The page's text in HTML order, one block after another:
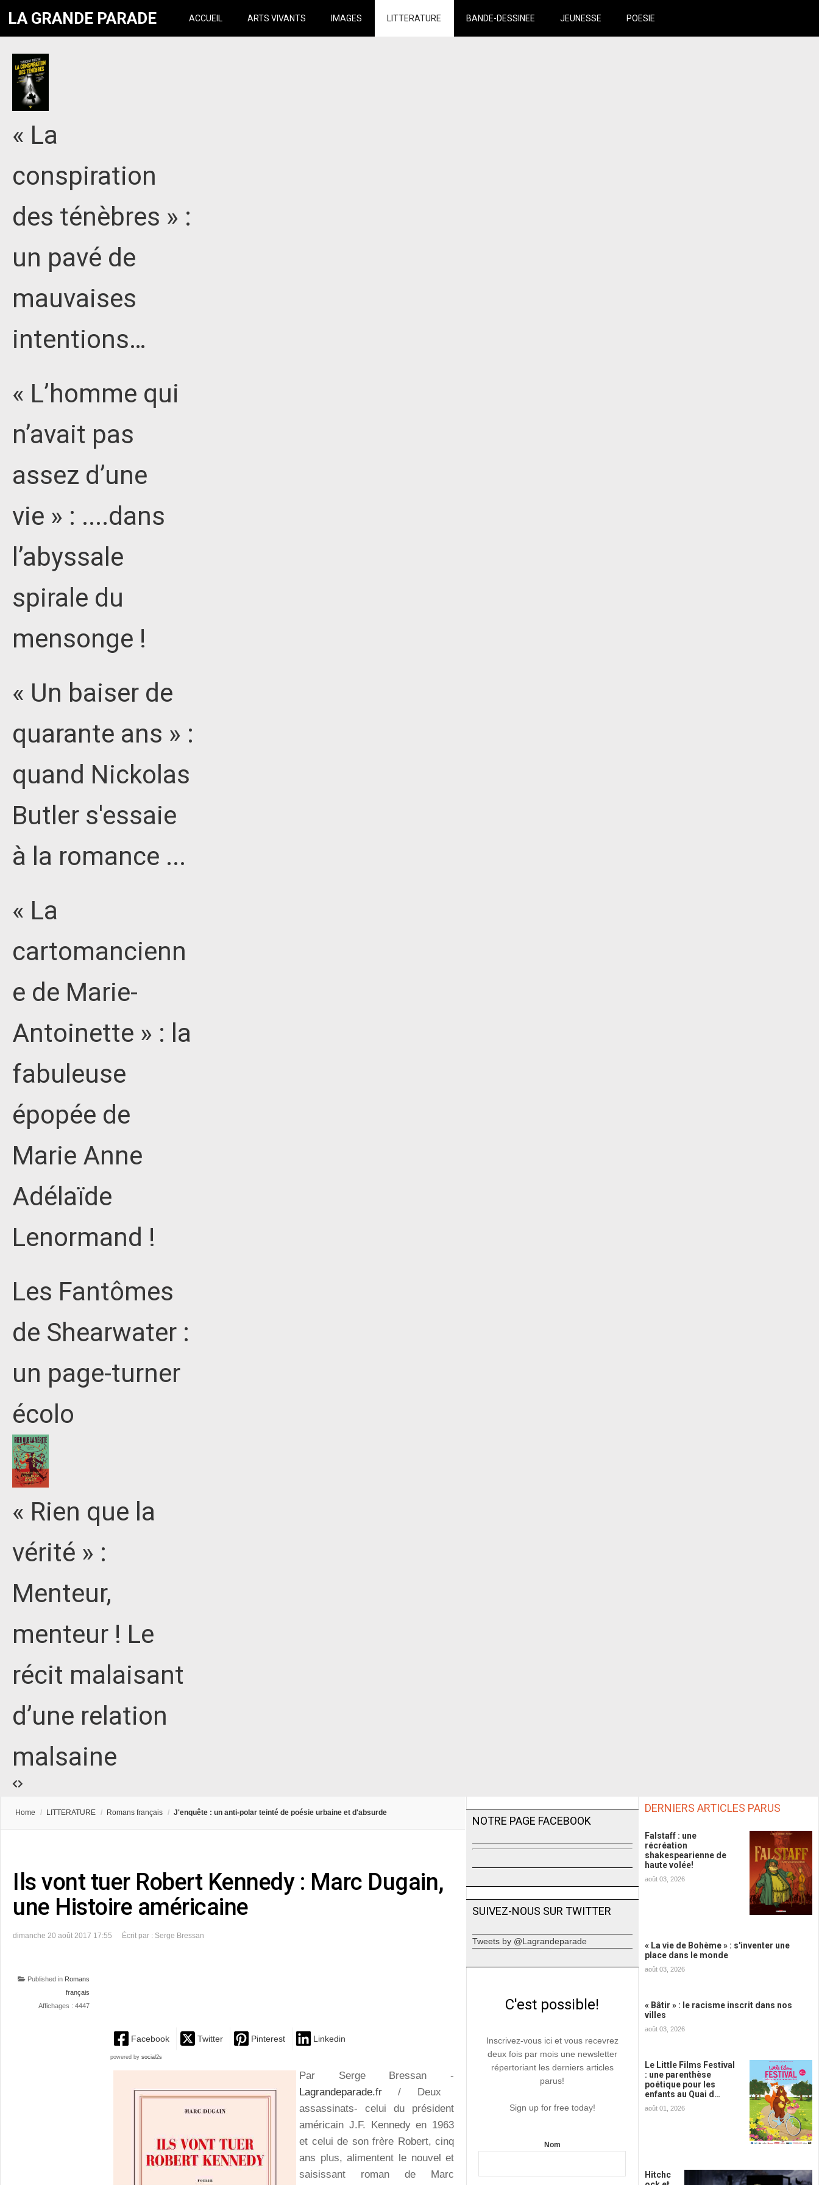
LA GRANDE PARADE ACCUEIL ARTS VIVANTS IMAGES LITTERATURE BANDE-DESSINEE JEUNESSE POESIE
« La
conspiration
des ténèbres » :
un pavé de
mauvaises
intentions…
« L’homme qui
n’avait pas
assez d’une
vie » : ....dans
l’abyssale
spirale du
mensonge !
« Un baiser de
quarante ans » :
quand Nickolas
Butler s'essaie
à la romance ...
« La
cartomancienn
e de Marie-
Antoinette » : la
fabuleuse
épopée de
Marie Anne
Adélaïde
Lenormand !
Les Fantômes
de Shearwater :
un page-turner
écolo
« Rien que la
vérité » :
Menteur,
menteur ! Le
récit malaisant
d’une relation
malsaine
Home / LITTERATURE / Romans français / J'enquête : un anti-polar teinté de poésie urbaine et d'absurde
Ils vont tuer Robert Kennedy : Marc Dugain,
une Histoire américaine
dimanche 20 août 2017 17:55 Écrit par : Serge Bressan
Published in Romans
français
Affichages : 4447
Facebook Twitter Pinterest Linkedin
powered by social2s
Par Serge Bressan -
Lagrandeparade.fr / Deux
assassinats- celui du président
américain J.F. Kennedy en 1963
et celui de son frère Robert, cinq
ans plus, alimentent le nouvel et
saisissant roman de Marc
NOTRE PAGE FACEBOOK
SUIVEZ-NOUS SUR TWITTER
Tweets by @Lagrandeparade
C'est possible!
Inscrivez-vous ici et vous recevrez
deux fois par mois une newsletter
répertoriant les derniers articles
parus!
Sign up for free today!
Nom
DERNIERS ARTICLES PARUS
Falstaff : une
récréation
shakespearienne de
haute volée!
août 03, 2026
« La vie de Bohème » : s'inventer une
place dans le monde
août 03, 2026
« Bâtir » : le racisme inscrit dans nos
villes
août 03, 2026
Le Little Films Festival
: une parenthèse
poétique pour les
enfants au Quai d…
août 01, 2026
Hitchc